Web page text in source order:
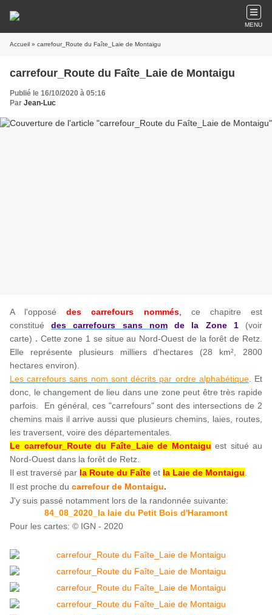
MENU
Accueil » carrefour_Route du Faîte_Laie de Montaigu
carrefour_Route du Faîte_Laie de Montaigu
Publié le 16/10/2020 à 05:16
Par Jean-Luc
A l'opposé des carrefours nommés,
ce chapitre est
constitué
des carrefours sans nomde la Zone 1
(voir
carte) . Cette zone 1 se situe au Nord-Ouest de la forêt de Retz.
Elle représente plusieurs milliers d'hectares (28 km², 2800
hectares environ).
Les carrefours sans nom sont décrits par ordre alphabétique. Et
donc, le changement de lieu dans une zone peut être très rapide
parfois. En général, ces "carrefours" sont des intersections de 2
chemins mais il arrive aussi que plusieurs chemins, laies, routes,
les traversent, voire des départementales.
Le carrefour_Route du Faîte_Laie de Montaigu est situé au
Nord-Ouest dans la forêt de Retz.
Il est traversé par la Route du Faîte et la Laie de Montaigu
Il est proche du carrefour de Montaigu.
J'y suis passé notamment lors de la randonnée suivante:
84_08_2020_la laie du Petit Bois d'Haramont
Pour les cartes: © IGN - 2020